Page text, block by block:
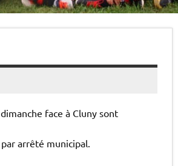
face à Cluny sont
arrêté municipal.